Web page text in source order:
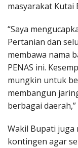
masyarakat Kutai
“Saya
Pertanian dan
membawa nama
PENAS ini.
mungkin untuk
membangun
berbagai
Wakil Bupati
kontingen agar